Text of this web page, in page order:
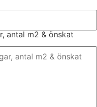
antal m2 & önskat